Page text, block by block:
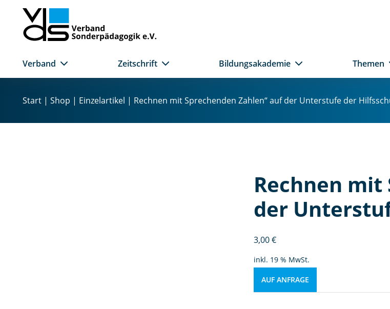
I
Verband Zeitschrift Bildungsakademie Themen
Start | Shop | Einzelartikel | Rechnen mit Sprechenden Zahlen“ auf der Unterstufe der
Rechnen mit
der
3,00€
inkl. 19 % MwSt.
AUF ANFRAGE